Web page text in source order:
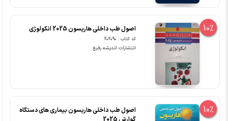
10% اصول طب داخلی هاریسون 2025 انکولوژی
کد کتاب : 202090
انتشارات اندیشه رفیع
10%
اصول طب داخلی هاریسون بیماری های دستگاه